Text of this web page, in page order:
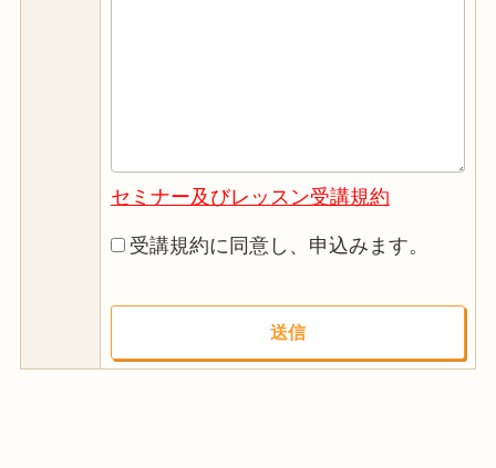
セミナー及びレッスン受講規約
受講規約に同意し、申込みます。